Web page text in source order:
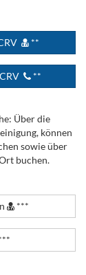
**
**
Über die
können
sowie über
buchen.
***